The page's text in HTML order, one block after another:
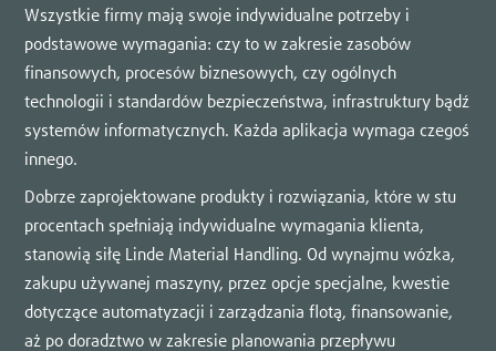
Wszystkie firmy mają swoje indywidualne potrzeby i
podstawowe wymagania: czy to w zakresie zasobów
finansowych, procesów biznesowych, czy ogólnych
technologii i standardów bezpieczeństwa, infrastruktury bądź
systemów informatycznych. Każda aplikacja wymaga czegoś
innego.
Dobrze zaprojektowane produkty i rozwiązania, które w stu
procentach spełniają indywidualne wymagania klienta,
stanowią siłę Linde Material Handling. Od wynajmu wózka,
zakupu używanej maszyny, przez opcje specjalne, kwestie
dotyczące automatyzacji i zarządzania flotą, finansowanie,
aż po doradztwo w zakresie planowania przepływu